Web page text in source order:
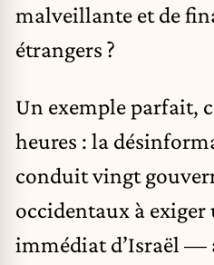
malveillante et de
étrangers ?
Un exemple parfait,
heures : la
conduit vingt
occidentaux à exiger
immédiat d’Israël —